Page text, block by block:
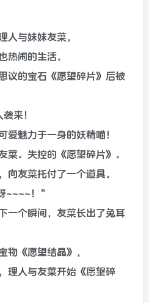
与妹妹友菜，
热闹的生活。
议的宝石《愿望碎片》后被
来！
爱魅力于一身的妖精喵！
菜。失控的《愿望碎片》。
友菜托付了一个道具。
~~~~！”
一个瞬间，友菜长出了兔耳
物《愿望结晶》，
理人与友菜开始《愿望碎